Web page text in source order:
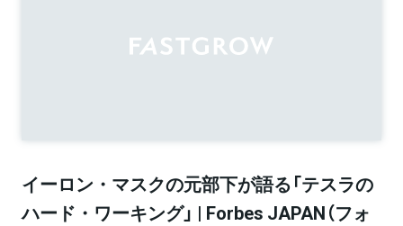
イーロン・マスクの元部下が語る「テスラの
ハード・ワーキング」 | Forbes JAPAN（フォ